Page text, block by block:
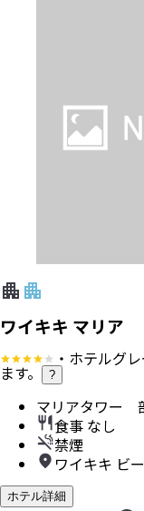
ワイキキ マリア
・ホテルグ
ます。 ?
マリアタワー
食事 なし
禁煙
ワイキキ ビ
ホテル詳細